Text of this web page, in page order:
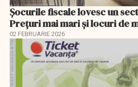
Șocurile fiscale lovesc un
Prețuri mai mari și locuri de
02 FEBRUARIE 2026